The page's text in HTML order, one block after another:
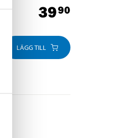
3990
LÄGG TILL